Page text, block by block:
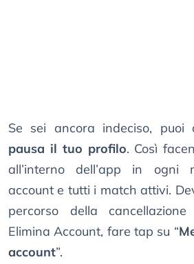
Se sei ancora indeciso, puoi
pausa il tuo profilo. Così
all’interno dell’app in ogni
account e tutti i match attivi.
percorso della
Elimina Account, fare tap su “
account”.